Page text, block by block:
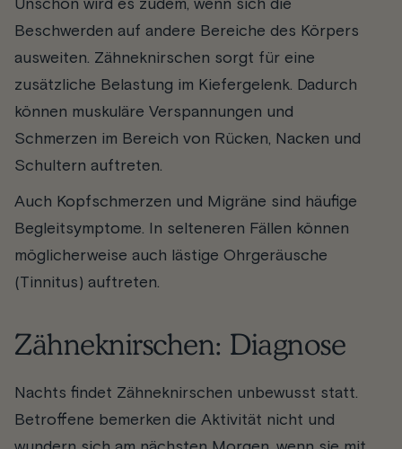
Unschön wird es zudem, wenn sich die
Beschwerden auf andere Bereiche des Körpers
ausweiten. Zähneknirschen sorgt für eine
zusätzliche Belastung im Kiefergelenk. Dadurch
können muskuläre Verspannungen und
Schmerzen im Bereich von Rücken, Nacken und
Schultern auftreten.
Auch Kopfschmerzen und Migräne sind häufige
Begleitsymptome. In selteneren Fällen können
möglicherweise auch lästige Ohrgeräusche
(Tinnitus) auftreten.
Zähneknirschen: Diagnose
Nachts findet Zähneknirschen unbewusst statt.
Betroffene bemerken die Aktivität nicht und